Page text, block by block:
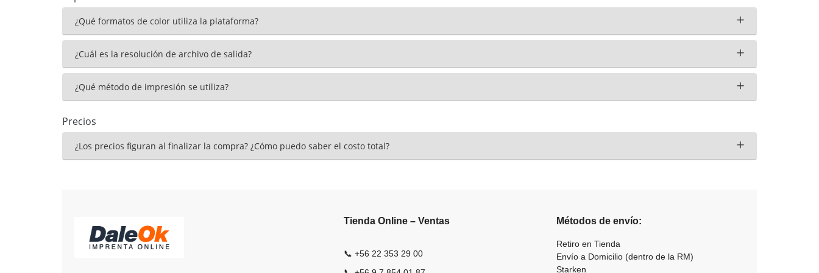
¿Qué formatos de color utiliza la plataforma?
¿Cuál es la resolución de archivo de salida?
¿Qué método de impresión se utiliza?
Precios
¿Los precios figuran al finalizar la compra? ¿Cómo puedo saber el costo total?
Tienda Online – Ventas
📞 +56 22 353 29 00
Métodos de envío:
Retiro en Tienda
Envío a Domicilio (dentro de la RM)
Starken